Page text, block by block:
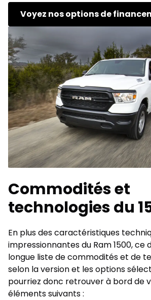
Voyez nos options de
Commodités et
technologies du
En plus des caractéristiques
impressionnantes du Ram 1500, ce
longue liste de commodités et de
selon la version et les options
pourriez donc retrouver à bord de
éléments suivants :